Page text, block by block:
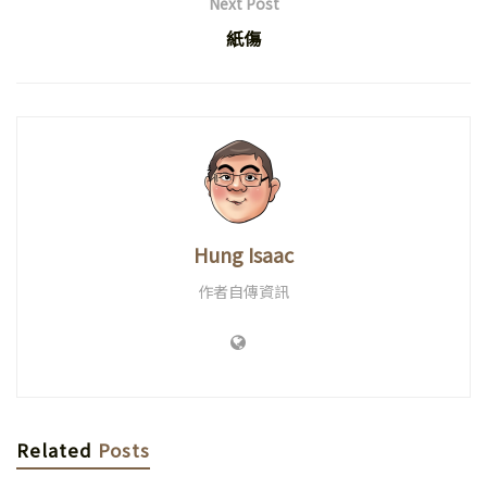
紙傷
Hung Isaac
作者自傳資訊
Related Posts